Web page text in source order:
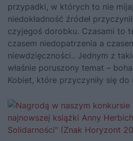
przypadki, w których to nie
niedokładność źródeł
czyjegoś dorobku. Czasami to
czasem niedopatrzenia a
niewdzięczności.. Jednym z
właśnie poruszony temat –
Kobiet, które przyczyniły się do